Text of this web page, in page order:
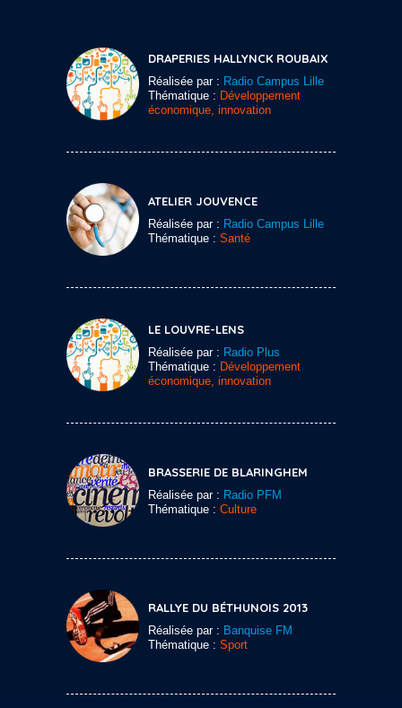
DRAPERIES HALLYNCK ROUBAIX
Réalisée par : Radio Campus Lille
Thématique : Développement
économique, innovation
ATELIER JOUVENCE
Réalisée par : Radio Campus Lille
Thématique : Santé
LE LOUVRE-LENS
Réalisée par : Radio Plus
Thématique : Développement
économique, innovation
BRASSERIE DE BLARINGHEM
Réalisée par : Radio PFM
Thématique : Culture
RALLYE DU BÉTHUNOIS 2013
Réalisée par : Banquise FM
Thématique : Sport